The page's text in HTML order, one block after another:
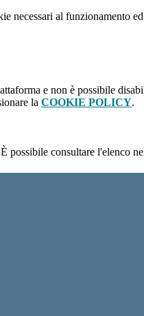
necessari al funzionamento
e non è possibile
la COOKIE POLICY.
possibile consultare l'elenco